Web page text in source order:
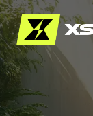
Pular
para
o